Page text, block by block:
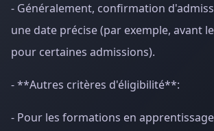
- Généralement, confirmation
une date précise (par exemple, avant
pour certaines admissions).
- **Autres critères d'éligibilité**:
- Pour les formations en